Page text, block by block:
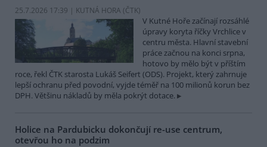
25.7.2026 17:39 | KUTNÁ HORA (ČTK)
V Kutné Hoře začínají rozsáhlé
úpravy koryta říčky Vrchlice v
centru města. Hlavní stavební
práce začnou na konci srpna,
hotovo by mělo být v příštím
roce, řekl ČTK starosta Lukáš Seifert (ODS). Projekt, který zahrnuje
lepší ochranu před povodní, vyjde téměř na 100 milionů korun bez
DPH. Většinu nákladů by měla pokrýt dotace.
Holice na Pardubicku dokončují re-use centrum,
otevřou ho na podzim